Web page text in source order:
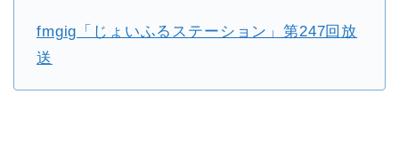
fmgig「じょいふるステーション」第247回放
送